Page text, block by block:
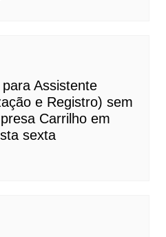
Assistente
e Registro) sem
Carrilho em
sexta